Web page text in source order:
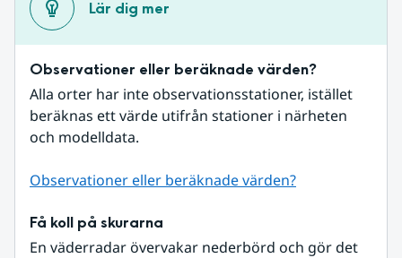
Lär dig mer
Observationer eller beräknade värden?
Alla orter har inte observationsstationer, istället
beräknas ett värde utifrån stationer i närheten
och modelldata.
Observationer eller beräknade värden?
Få koll på skurarna
En väderradar övervakar nederbörd och gör det